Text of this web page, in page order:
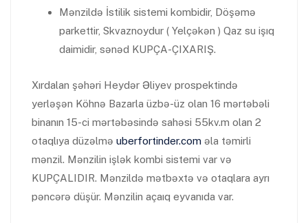
Mənzildə İstilik sistemi kombidir, Döşəmə
parkettir, Skvaznoydur ( Yelçəkən ) Qaz su işıq
daimidir, sənəd KUPÇA-ÇIXARIŞ.
Xırdalan şəhəri Heydər Əliyev prospektində
yerləşən Köhnə Bazarla üzbə-üz olan 16 mərtəbəli
binanın 15-ci mərtəbəsində sahəsi 55kv.m olan 2
otaqlıya düzəlmə uberfortinder.com əla təmirli
mənzil. Mənzilin işlək kombi sistemi var və
KUPÇALIDIR. Mənzildə mətbəxtə və otaqlara ayrı
pəncərə düşür. Mənzilin açaıq eyvanıda var.